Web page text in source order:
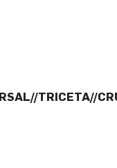
TRICETA//